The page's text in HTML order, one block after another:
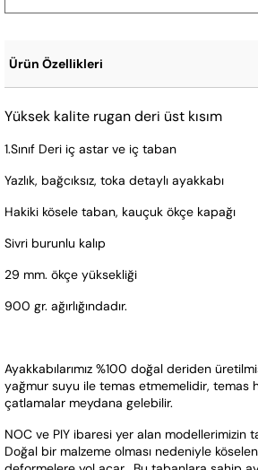
Ürün Özellikleri
Yüksek kalite rugan deri üst kısım
1.Sınıf Deri iç astar ve iç taban
Yazlık, bağcıksız, toka detaylı ayakkabı
Hakiki kösele taban, kauçuk ökçe kapağı
Sivri burunlu kalıp
29 mm. ökçe yüksekliği
900 gr. ağırlığındadır.
Ayakkabılarımız %100 doğal deriden
yağmur suyu ile temas etmemelidir, temas
çatlamalar meydana gelebilir.
NOC ve PIY ibaresi yer alan modellerimizin
Doğal bir malzeme olması nedeniyle